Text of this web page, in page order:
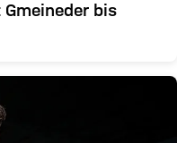
bis